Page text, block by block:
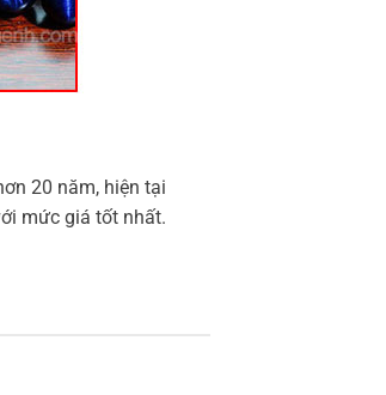
20 năm, hiện tại
mức giá tốt nhất.